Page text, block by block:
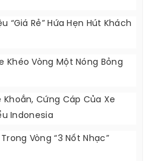
“giá Rẻ” Hứa Hẹn Hút Khách
Khéo Vòng Một Nóng Bỏng
Khoắn, Cứng Cáp Của Xe
Indonesia
Vòng “3 Nốt Nhạc”